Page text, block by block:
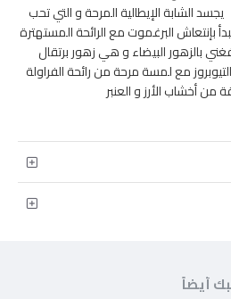
عطر ميني كولكشن رقم 1049 يجسد الشابة الإيطالية المرحة و التي تحب
بإنتعاش البرغموت مع الرائحة المستهترة
بالزهور البيضاء و هي زهور برتقال
مع لمسة مرحة من رائحة الفراولة
من أخشاب الأرز و العنبر
أيضاً